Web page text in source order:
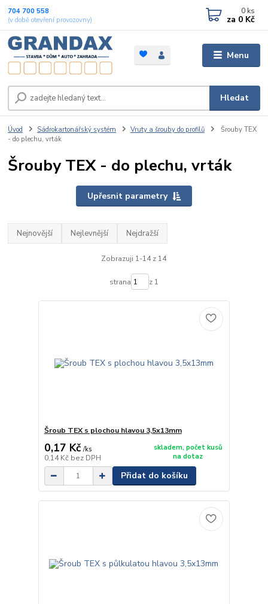
Menu
Hledat
704 700 558
(v době otevření provozovny)
0 ks
za 0 Kč
Úvod Sádrokartonářský systém Vruty a šrouby do profilů
Šrouby TEX
- do plechu, vrták
Šrouby TEX - do plechu, vrták
Upřesnit parametry
Nejnovější Nejlevnější Nejdražší
Zobrazuji 1-14 z 14
strana z 1
Šroub TEX s plochou hlavou 3,5x13mm
0,17 Kč /ks
0,14 Kč bez DPH
skladem, počet kusů
na dotaz
Přidat do košíku